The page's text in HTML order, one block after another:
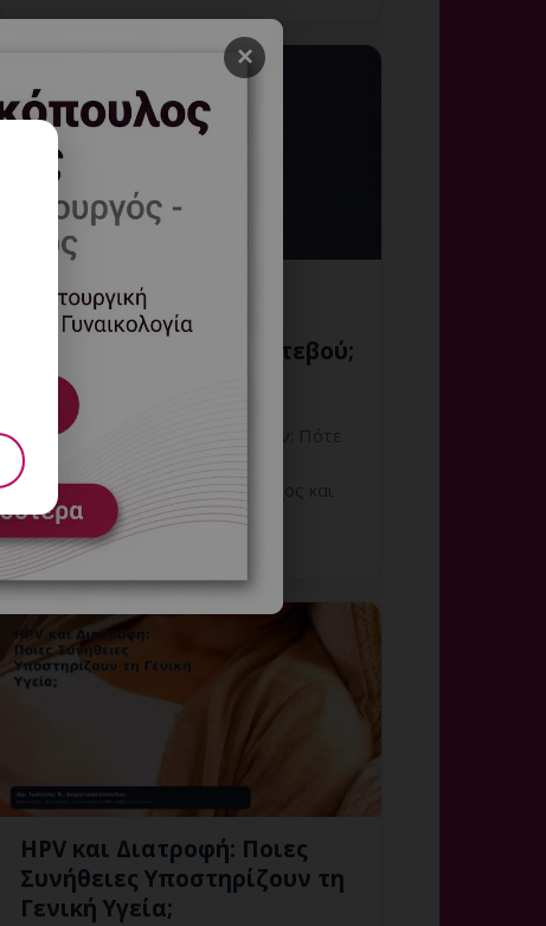
Κονδυλώματα που
Αιμορραγούν: Πότε
Χρειάζεται Άμεσο Ραντεβού;
8 Αυγούστου, 2026
Κονδυλώματα που Αιμορραγούν: Πότε
Χρειάζεται Άμεσο Ραντεβού;
Εξειδικευμένη ενημέρωση, έλεγχος και
εξατομικευμένη γυναικολογική
καθοδήγηση στη Γλυφάδα.
HPV και Διατροφή: Ποιες
Συνήθειες Υποστηρίζουν τη
Γενική Υγεία;
×